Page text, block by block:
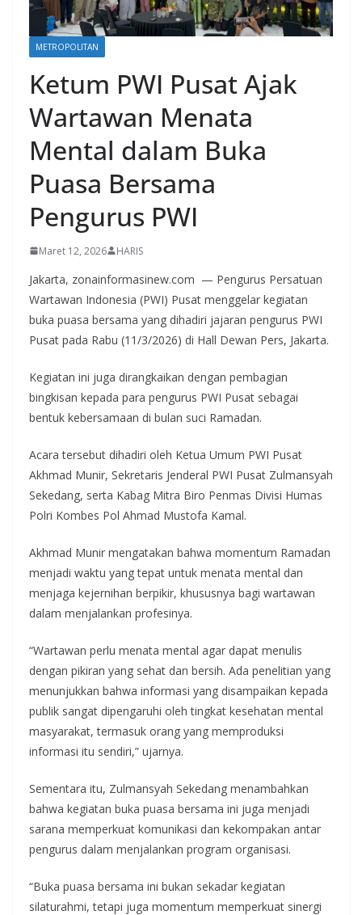
METROPOLITAN
Ketum PWI Pusat Ajak
Wartawan Menata
Mental dalam Buka
Puasa Bersama
Pengurus PWI
Maret 12, 2026 HARIS
Jakarta, zonainformasinew.com — Pengurus Persatuan
Wartawan Indonesia (PWI) Pusat menggelar kegiatan
buka puasa bersama yang dihadiri jajaran pengurus PWI
Pusat pada Rabu (11/3/2026) di Hall Dewan Pers, Jakarta.
Kegiatan ini juga dirangkaikan dengan pembagian
bingkisan kepada para pengurus PWI Pusat sebagai
bentuk kebersamaan di bulan suci Ramadan.
Acara tersebut dihadiri oleh Ketua Umum PWI Pusat
Akhmad Munir, Sekretaris Jenderal PWI Pusat Zulmansyah
Sekedang, serta Kabag Mitra Biro Penmas Divisi Humas
Polri Kombes Pol Ahmad Mustofa Kamal.
Akhmad Munir mengatakan bahwa momentum Ramadan
menjadi waktu yang tepat untuk menata mental dan
menjaga kejernihan berpikir, khususnya bagi wartawan
dalam menjalankan profesinya.
“Wartawan perlu menata mental agar dapat menulis
dengan pikiran yang sehat dan bersih. Ada penelitian yang
menunjukkan bahwa informasi yang disampaikan kepada
publik sangat dipengaruhi oleh tingkat kesehatan mental
masyarakat, termasuk orang yang memproduksi
informasi itu sendiri,” ujarnya.
Sementara itu, Zulmansyah Sekedang menambahkan
bahwa kegiatan buka puasa bersama ini juga menjadi
sarana memperkuat komunikasi dan kekompakan antar
pengurus dalam menjalankan program organisasi.
“Buka puasa bersama ini bukan sekadar kegiatan
silaturahmi, tetapi juga momentum memperkuat sinergi